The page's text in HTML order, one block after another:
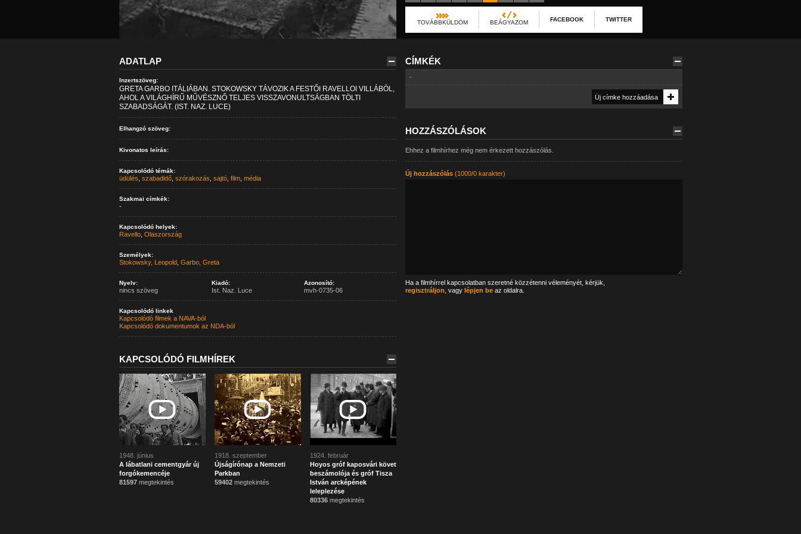
TOVÁBBKÜLDÖM BEÁGYAZOM FACEBOOK TWITTER
ADATLAP
Inzertszöveg:
GRETA GARBO ITÁLIÁBAN. STOKOWSKY TÁVOZIK A FESTŐI RAVELLOI VILLÁBÓL,
AHOL A VILÁGHÍRŰ MŰVÉSZNŐ TELJES VISSZAVONULTSÁGBAN TÖLTI
SZABADSÁGÁT. (IST. NAZ. LUCE)
Elhangzó szöveg:
Kivonatos leírás:
Kapcsolódó témák:
üdülés szabadidő, szórakozás sajtó, film, média
Szakmai címkék:
-
Kapcsolódó helyek:
Ravello, Olaszország
Személyek:
Stokowsky, Leopold, Garbo, Greta
Nyelv:
nincs szöveg
Kiadó:
Ist. Naz. Luce
Azonosító:
mvh-0735-06
Kapcsolódó linkek
Kapcsolódó filmek a NAVA-ból
Kapcsolódó dokumentumok az NDA-ból
KAPCSOLÓDÓ FILMHÍREK
1948. június
A lábatlani cementgyár új
forgókemencéje
81597megtekintés
1918. szeptember
Újságírónap a Nemzeti
Parkban
59402megtekintés
1924. február
Hoyos gróf kaposvári követ
beszámolója és gróf Tisza
István arcképének
leleplezése
80336megtekintés
CÍMKÉK
-
HOZZÁSZÓLÁSOK
Ehhez a filmhírhez még nem érkezett hozzászólás.
Új hozzászólás(1000/0 karakter)
Ha a filmhírrel kapcsolatban szeretné közzétenni véleményét, kérjük,
regisztráljon , vagy lépjen beaz oldalra.